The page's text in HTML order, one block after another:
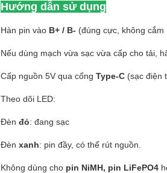
Hướng dẫn sử dụng
Hàn pin vào B+ / B- (đúng cực, không cắm
Nếu dùng mạch vừa sạc vừa cấp cho tải,
Cấp nguồn 5V qua cổng Type-C (sạc điện
Theo dõi LED:
Đèn đỏ: đang sạc
Đèn xanh: pin đầy, có thể rút nguồn.
Không dùng cho pin NiMH, pin LiFePO4